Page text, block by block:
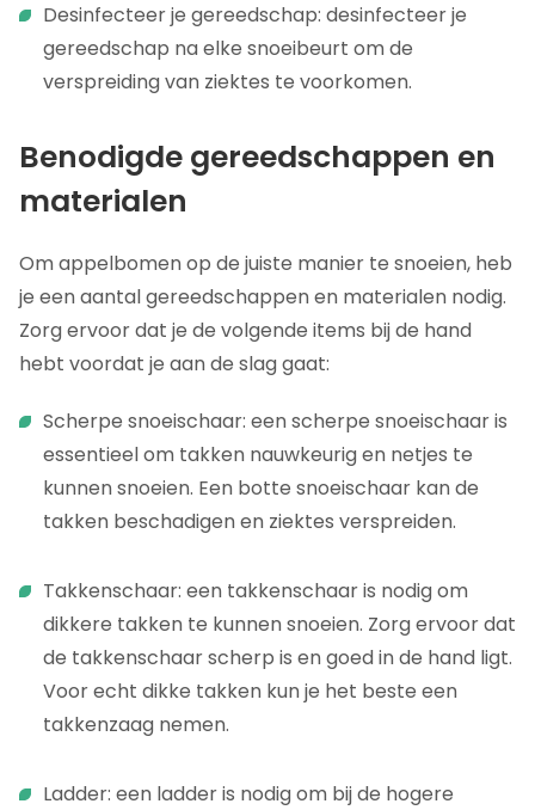
Desinfecteer je gereedschap: desinfecteer je
gereedschap na elke snoeibeurt om de
verspreiding van ziektes te voorkomen.
Benodigde gereedschappen en
materialen
Om appelbomen op de juiste manier te snoeien, heb
je een aantal gereedschappen en materialen nodig.
Zorg ervoor dat je de volgende items bij de hand
hebt voordat je aan de slag gaat:
Scherpe snoeischaar: een scherpe snoeischaar is
essentieel om takken nauwkeurig en netjes te
kunnen snoeien. Een botte snoeischaar kan de
takken beschadigen en ziektes verspreiden.
Takkenschaar: een takkenschaar is nodig om
dikkere takken te kunnen snoeien. Zorg ervoor dat
de takkenschaar scherp is en goed in de hand ligt.
Voor echt dikke takken kun je het beste een
takkenzaag nemen.
Ladder: een ladder is nodig om bij de hogere